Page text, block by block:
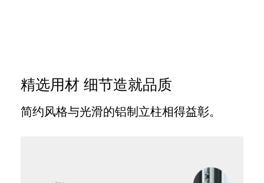
精选用材 细节造就品质
简约风格与光滑的铝制立柱相得益彰。